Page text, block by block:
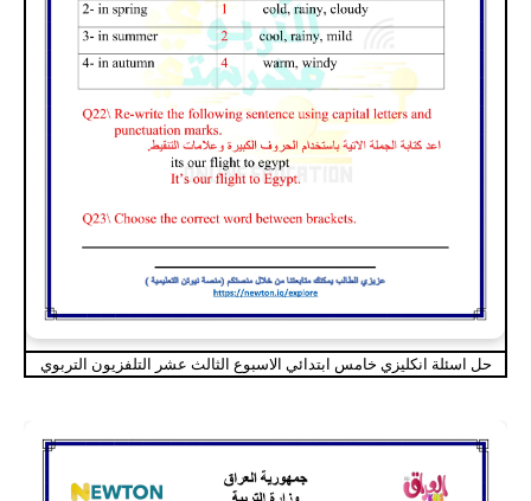
حل اسئلة انكليزي خامس ابتدائي الاسبوع الثالث عشر التلفزيون التربوي